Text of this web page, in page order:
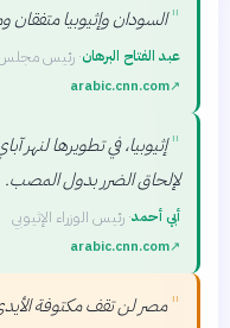
" السودان وإثيوبيا
عبد الفتاح البرهان· رئيس مجلس
↗
arabic.cnn.com
" إثيوبيا، في تطويرها لنهر
لإلحاق الضرر بدول المصب.
أبي أحمد· رئيس الوزراء الإثيوبي
↗
arabic.cnn.com
" مصر لن تقف مكتوفة